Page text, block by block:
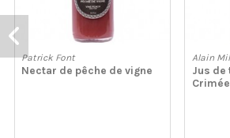
Patrick Font
Nectar de pêche de vigne
Alain
Jus de
Crimée